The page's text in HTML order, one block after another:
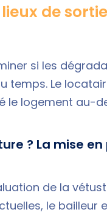
de sortie
si les
Le
logement au-
? La mise en
de la
le bailleur